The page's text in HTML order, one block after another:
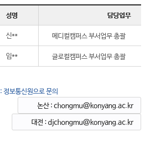
성명 담당업무
신** 메디컬캠퍼스 부서업무 총괄
임** 글로컬캠퍼스 부서업무 총괄
: 정보통신원으로 문의
논산 : chongmu@konyang.ac.kr
대전 : djchongmu@konyang.ac.kr